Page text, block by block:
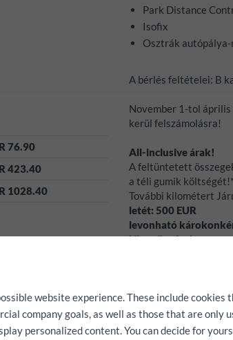
Park Distance
Isofix
Osztrák
A bérlés feltételei: B
76.90
423.40
1028.40
November 1-tol
kerül felszámolásra!
All-inclusive árak!
A feltüntetett
a téli gumik költségét!*
További kilométert
letét:500 EUR
levonható
Nincs önrész!
csak elérhetőség
Elérhetőségük nem
website experience. These include
company goals, as well as those that are only
personalized content. You can decide for